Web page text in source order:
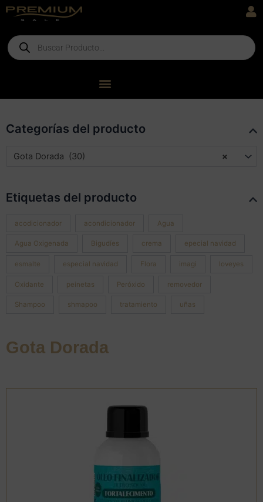
contenido
Products
search
Categorías del producto
×
Gota Dorada (30)
Etiquetas del producto
acodicionador acondicionador Agua
Agua Oxigenada Bigudíes crema epecial navidad
esmalte especial navidad Flora imagi loveyes
Oxidante peinetas Peróxido removedor
Shampoo shmapoo tratamiento uñas
Gota Dorada